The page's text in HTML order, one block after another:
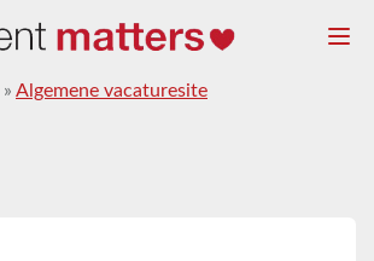
» Algemene vacaturesite